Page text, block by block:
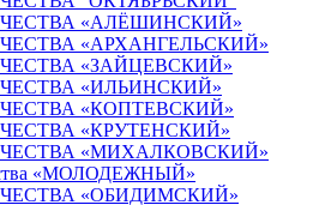
«АЛЁШИНСКИЙ»
«АРХАНГЕЛЬСКИЙ»
«ЗАЙЦЕВСКИЙ»
«ИЛЬИНСКИЙ»
«КОПТЕВСКИЙ»
«КРУТЕНСКИЙ»
«МИХАЛКОВСКИЙ»
«МОЛОДЕЖНЫЙ»
«ОБИДИМСКИЙ»